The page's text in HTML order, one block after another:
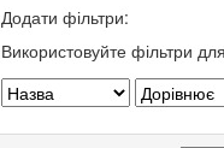
Додати фільтри:
Використовуйте фільтри